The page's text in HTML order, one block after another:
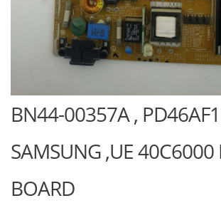
BN44-00357A ,
SAMSUNG ,UE 40C6000
BOARD